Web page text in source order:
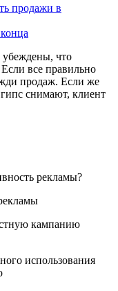
продажи в
что
все правильно
жди продаж. Если же
снимают, клиент
рекламы?
кампанию
использования